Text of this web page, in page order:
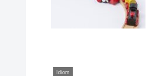
Idiom